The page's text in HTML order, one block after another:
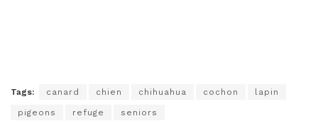
Tags: canard chien chihuahua cochon lapin
pigeons refuge seniors